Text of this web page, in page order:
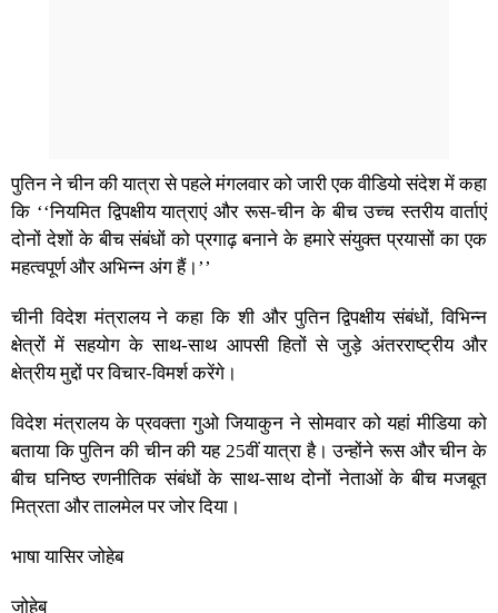
पुतिन ने चीन की यात्रा से पहले मंगलवार को जारी एक वीडियो संदेश में कहा
कि ‘‘नियमित द्विपक्षीय यात्राएं और रूस-चीन के बीच उच्च स्तरीय वार्ताएं
दोनों देशों के बीच संबंधों को प्रगाढ़ बनाने के हमारे संयुक्त प्रयासों का एक
महत्वपूर्ण और अभिन्न अंग हैं।’’
चीनी विदेश मंत्रालय ने कहा कि शी और पुतिन द्विपक्षीय संबंधों, विभिन्न
क्षेत्रों में सहयोग के साथ-साथ आपसी हितों से जुड़े अंतरराष्ट्रीय और
क्षेत्रीय मुद्दों पर विचार-विमर्श करेंगे।
विदेश मंत्रालय के प्रवक्ता गुओ जियाकुन ने सोमवार को यहां मीडिया को
बताया कि पुतिन की चीन की यह 25वीं यात्रा है। उन्होंने रूस और चीन के
बीच घनिष्ठ रणनीतिक संबंधों के साथ-साथ दोनों नेताओं के बीच मजबूत
मित्रता और तालमेल पर जोर दिया।
भाषा यासिर जोहेब
जोहेब